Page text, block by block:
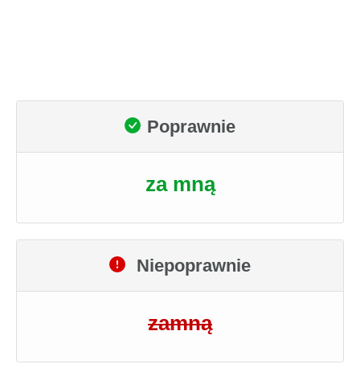
Poprawnie
za mną
Niepoprawnie
zamną